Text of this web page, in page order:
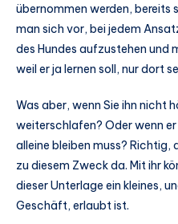
übernommen werden, bereits
man sich vor, bei jedem
des Hundes aufzustehen und
weil er ja lernen soll, nur dort
Was aber, wenn Sie ihn nicht
weiterschlafen? Oder wenn
alleine bleiben muss? Richtig,
zu diesem Zweck da. Mit ihr
dieser Unterlage ein kleines,
Geschäft, erlaubt ist.